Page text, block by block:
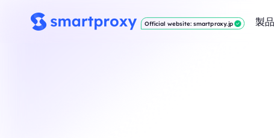
Official website: smartproxy.jp 製品